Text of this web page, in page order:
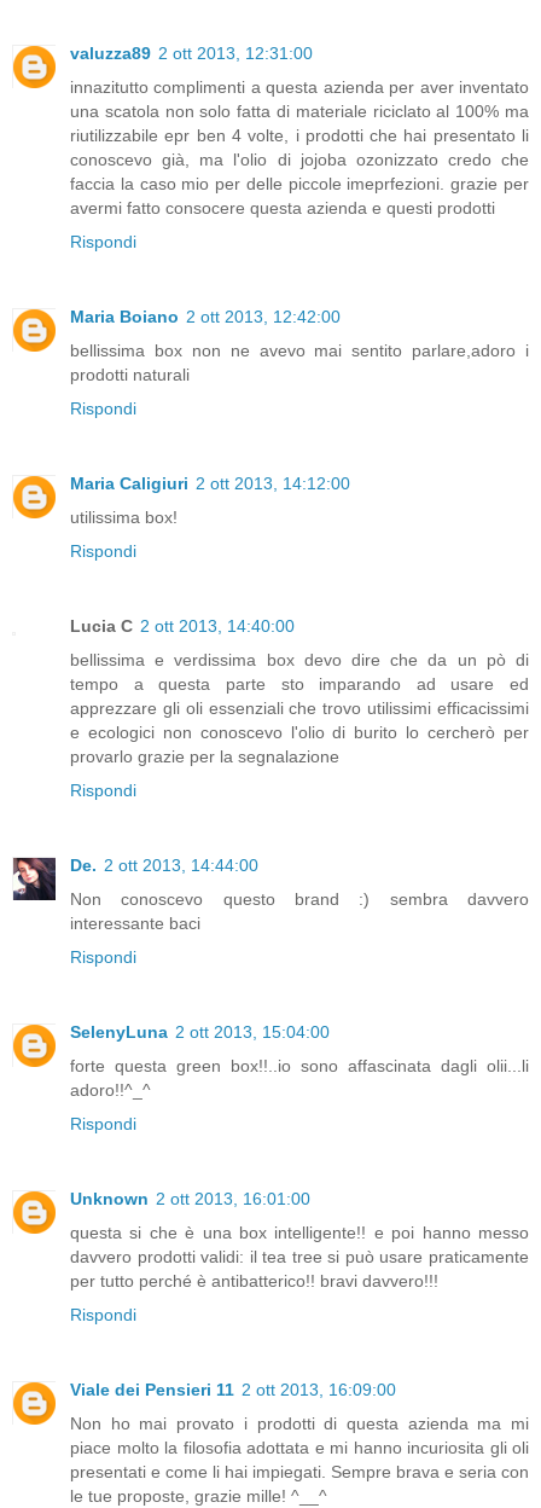
valuzza89 2 ott 2013, 12:31:00
innazitutto complimenti a questa azienda per aver inventato
una scatola non solo fatta di materiale riciclato al 100% ma
riutilizzabile epr ben 4 volte, i prodotti che hai presentato li
conoscevo già, ma l'olio di jojoba ozonizzato credo che
faccia la caso mio per delle piccole imeprfezioni. grazie per
avermi fatto consocere questa azienda e questi prodotti
Rispondi
Maria Boiano 2 ott 2013, 12:42:00
bellissima box non ne avevo mai sentito parlare,adoro i
prodotti naturali
Rispondi
Maria Caligiuri 2 ott 2013, 14:12:00
utilissima box!
Rispondi
Lucia C 2 ott 2013, 14:40:00
bellissima e verdissima box devo dire che da un pò di
tempo a questa parte sto imparando ad usare ed
apprezzare gli oli essenziali che trovo utilissimi efficacissimi
e ecologici non conoscevo l'olio di burito lo cercherò per
provarlo grazie per la segnalazione
Rispondi
De. 2 ott 2013, 14:44:00
Non conoscevo questo brand :) sembra davvero
interessante baci
Rispondi
SelenyLuna 2 ott 2013, 15:04:00
forte questa green box!!..io sono affascinata dagli olii...li
adoro!!^_^
Rispondi
Unknown 2 ott 2013, 16:01:00
questa si che è una box intelligente!! e poi hanno messo
davvero prodotti validi: il tea tree si può usare praticamente
per tutto perché è antibatterico!! bravi davvero!!!
Rispondi
Viale dei Pensieri 11 2 ott 2013, 16:09:00
Non ho mai provato i prodotti di questa azienda ma mi
piace molto la filosofia adottata e mi hanno incuriosita gli oli
presentati e come li hai impiegati. Sempre brava e seria con
le tue proposte, grazie mille! ^__^